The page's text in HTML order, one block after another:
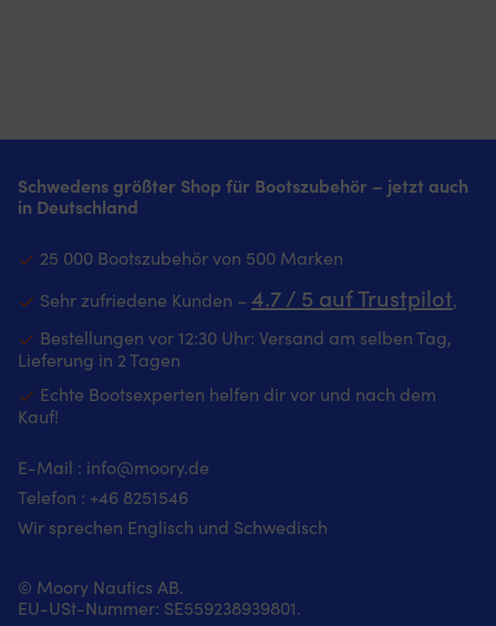
Schwedens größter Shop für Bootszubehör – jetzt auch
in Deutschland
25 000 Bootszubehör von 500 Marken
Sehr zufriedene Kunden – 4.7 / 5 auf Trustpilot‚
Bestellungen vor 12:30 Uhr: Versand am selben Tag,
Lieferung in 2 Tagen
Echte Bootsexperten helfen dir vor und nach dem
Kauf!
E-Mail : info@moory.de
Telefon : +46 8251546
Wir sprechen Englisch und Schwedisch
© Moory Nautics AB.
EU-USt-Nummer: SE559238939801.